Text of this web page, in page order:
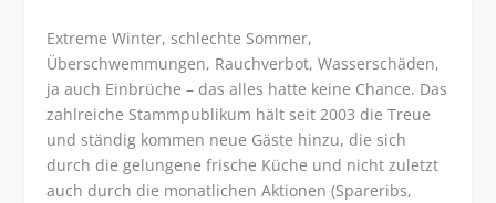
Extreme Winter, schlechte Sommer,
Überschwemmungen, Rauchverbot, Wasserschäden,
ja auch Einbrüche – das alles hatte keine Chance. Das
zahlreiche Stammpublikum hält seit 2003 die Treue
und ständig kommen neue Gäste hinzu, die sich
durch die gelungene frische Küche und nicht zuletzt
auch durch die monatlichen Aktionen (Spareribs,